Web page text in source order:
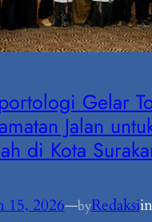
Gelar
Jalan
di Kota
15, 2026—byRedaksi